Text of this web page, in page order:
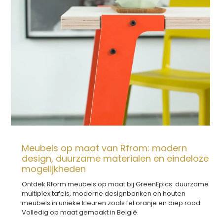
Meubels op maat van Rfrom: modern
design, duurzame materialen en eindeloze
mogelijkheden
Ontdek Rform meubels op maat bij GreenEpics: duurzame
multiplex tafels, moderne designbanken en houten
meubels in unieke kleuren zoals fel oranje en diep rood.
Volledig op maat gemaakt in België.